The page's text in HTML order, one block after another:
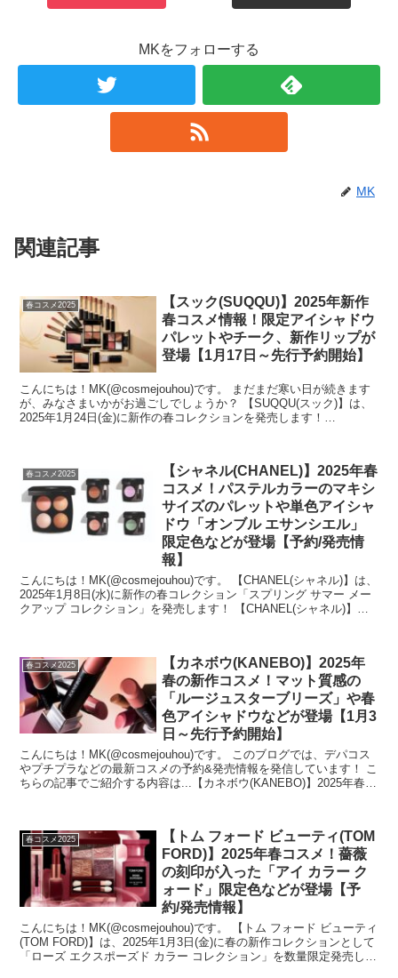
MKをフォローする
MK
関連記事
春コスメ2025
【スック(SUQQU)】2025年新作
春コスメ情報！限定アイシャドウ
パレットやチーク、新作リップが
登場【1月17日～先行予約開始】
こんにちは！MK(@cosmejouhou)です。 まだまだ寒い日が続きます
が、みなさまいかがお過ごしでしょうか？ 【SUQQU(スック)】は、
2025年1月24日(金)に新作の春コレクションを発売します！
春コスメ2025
【シャネル(CHANEL)】2025年春
コスメ！パステルカラーのマキシ
サイズのパレットや単色アイシャ
ドウ「オンブル エサンシエル」
限定色などが登場【予約/発売情
報】
こんにちは！MK(@cosmejouhou)です。 【CHANEL(シャネル)】は、
2025年1月8日(水)に新作の春コレクション「スプリング サマー メー
クアップ コレクション」を発売します！ 【CHANEL(シャネル)】
春コスメ2025
【カネボウ(KANEBO)】2025年
春の新作コスメ！マット質感の
「ルージュスターブリーズ」や春
色アイシャドウなどが登場【1月3
日～先行予約開始】
こんにちは！MK(@cosmejouhou)です。 このブログでは、デパコス
やプチプラなどの最新コスメの予約&発売情報を発信しています！ こ
ちらの記事でご紹介する内容は...【カネボウ(KANEBO)】2025年春
春コスメ2025
【トム フォード ビューティ(TOM
FORD)】2025年春コスメ！薔薇
の刻印が入った「アイ カラー ク
ォード」限定色などが登場【予
約/発売情報】
こんにちは！MK(@cosmejouhou)です。 【トム フォード ビューティ
(TOM FORD)】は、2025年1月3日(金)に春の新作コレクションとして
「ローズ エクスポーズド カラー コレクション」を数量限定発売しま